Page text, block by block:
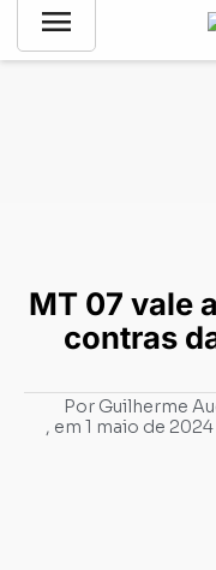
menu
Notícias
MT 07 vale
contras
PorGuilherme
, em 1 maio de 2024